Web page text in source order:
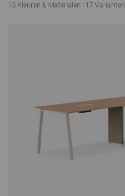
15 Kleuren & Materialen | 17 Varianten